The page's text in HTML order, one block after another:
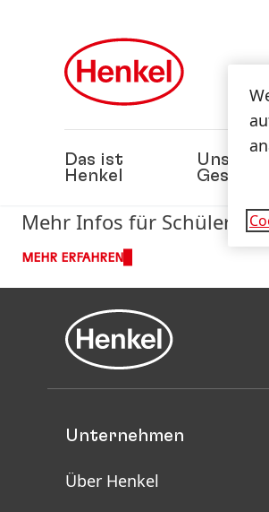
Das ist
Henkel
Unsere
Mehr Infos für Schüler
MEHR ERFAHREN
Unternehmen
Über Henkel